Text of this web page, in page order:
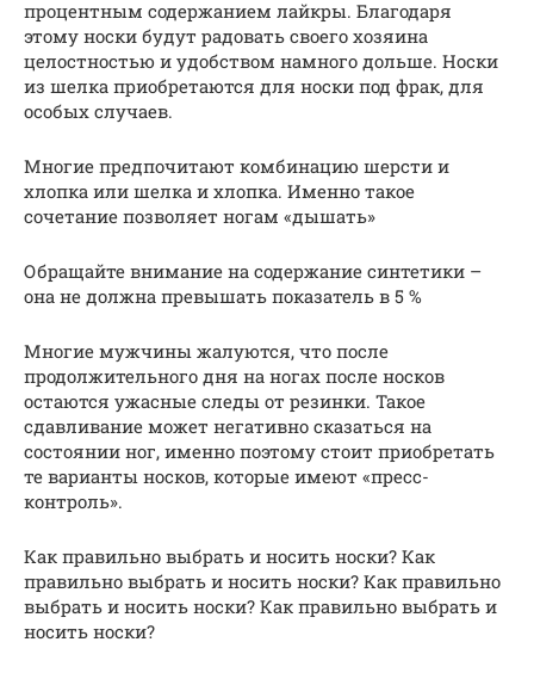
процентным содержанием лайкры. Благодаря
этому носки будут радовать своего хозяина
целостностью и удобством намного дольше. Носки
из шелка приобретаются для носки под фрак, для
особых случаев.
Многие предпочитают комбинацию шерсти и
хлопка или шелка и хлопка. Именно такое
сочетание позволяет ногам «дышать»
Обращайте внимание на содержание синтетики –
она не должна превышать показатель в 5 %
Многие мужчины жалуются, что после
продолжительного дня на ногах после носков
остаются ужасные следы от резинки. Такое
сдавливание может негативно сказаться на
состоянии ног, именно поэтому стоит приобретать
те варианты носков, которые имеют «пресс-
контроль».
Как правильно выбрать и носить носки? Как
правильно выбрать и носить носки? Как правильно
выбрать и носить носки? Как правильно выбрать и
носить носки?